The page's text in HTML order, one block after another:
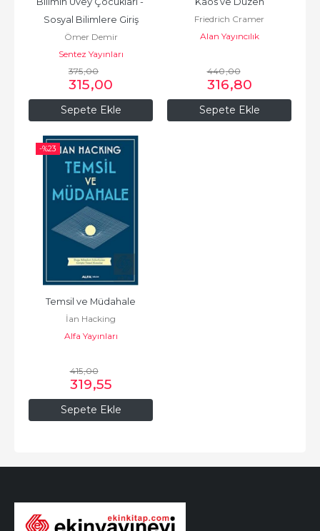
Sepete Ekle
Sosyal Bilimlere Giriş
Ömer Demir
Sentez Yayınları
375,00
315,00
Sepete Ekle
Friedrich Cramer
Alan Yayıncılık
440,00
316,80
-%23
Sepete Ekle
Temsil ve Müdahale
İan Hacking
Alfa Yayınları
415,00
319,55